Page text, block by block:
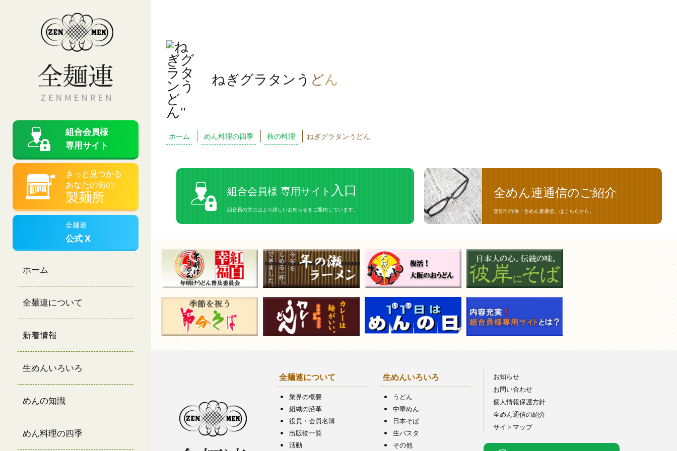
組合会員様
専用サイト
きっと見つかる
あなたの街の
製麺所
全麺連
公式 X
ホーム
全麺連について
新着情報
生めんいろいろ
めんの知識
めん料理の四季
ねぎグラタンう どん
ホーム めん料理の四季 秋の料理 ねぎグラタンうどん
組合会員様 専用サイト 入口
組合員の方にはより詳しいお知らせをご案内しています。
全めん連通信のご紹介
定期刊行物「全めん連通信」はこちらから。
全麺連について
業界の概要
組織の沿革
役員・会員名簿
出版物一覧
活動
生めんいろいろ
うどん
中華めん
日本そば
生パスタ
その他
お知らせ
お問い合わせ
個人情報保護方針
全めん通信の紹介
サイトマップ